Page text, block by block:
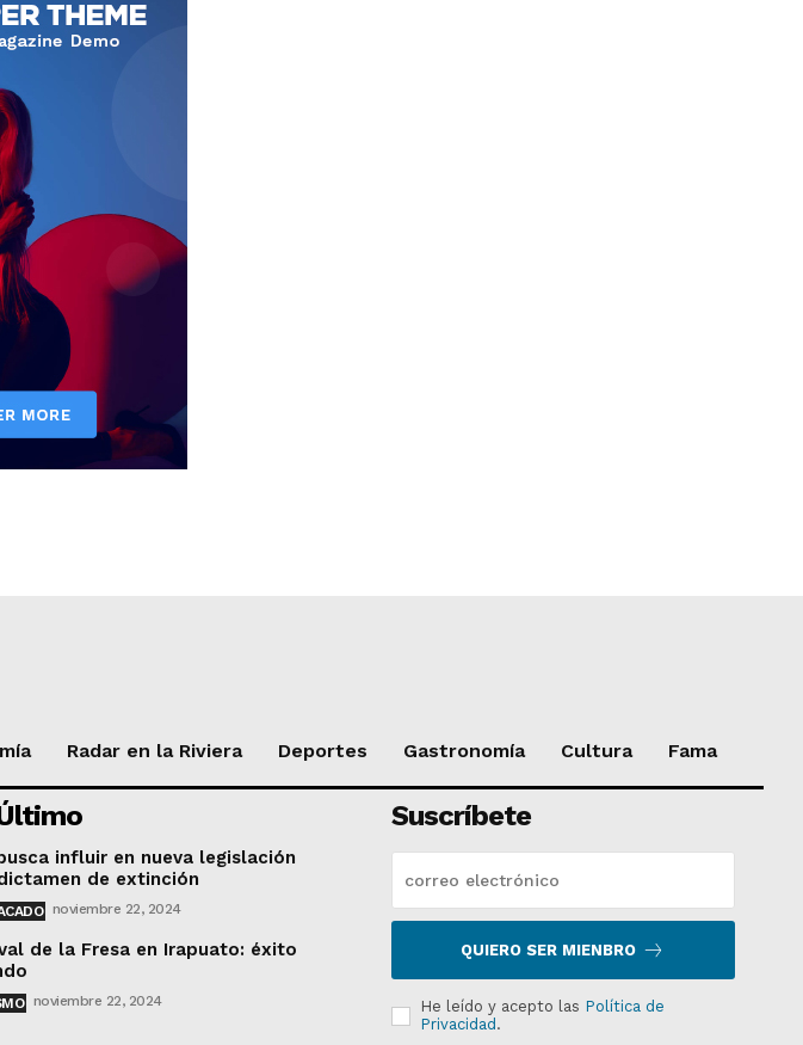
Radar en la Riviera Deportes Gastronomía Cultura Fama
influir en nueva legislación
de extinción
noviembre 22, 2024
de la Fresa en Irapuato: éxito
noviembre 22, 2024
Suscríbete
QUIERO SER MIENBRO
He leído y acepto las Política de
Privacidad .